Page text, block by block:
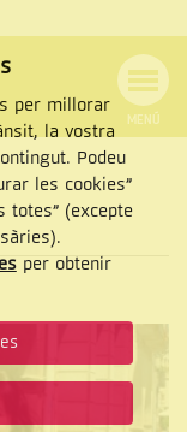
MENÚ
per millorar
la vostra
Podeu
les cookies”
totes” (excepte
per obtenir